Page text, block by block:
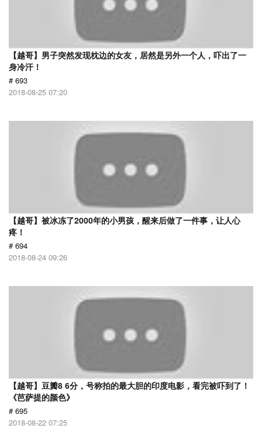
【越哥】男子突然发现枕边的女友，居然是另外一个人，吓出了一
身冷汗！
# 693
2018-08-25 07:20
【越哥】被冰冻了2000年的小男孩，醒来后做了一件事，让人心
疼！
# 694
2018-08-24 09:26
【越哥】豆瓣8 6分，号称拍的最大胆的印度电影，看完被吓到了！
《芭萨提的颜色》
# 695
2018-08-22 07:25